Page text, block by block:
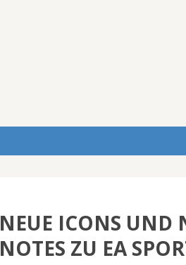
NEUE ICONS UND
NOTES ZU EA